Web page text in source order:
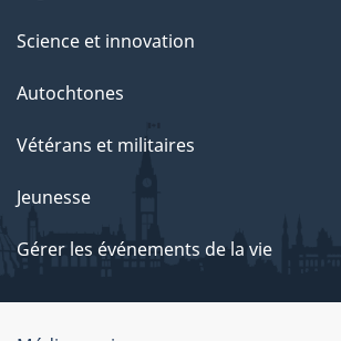
Science et innovation
Autochtones
Vétérans et militaires
Jeunesse
Gérer les événements de la vie